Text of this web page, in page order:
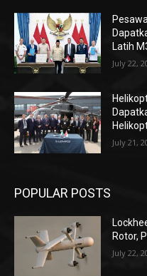
Latih
July 22,
July 21,
POPULAR POSTS
Rotor,
July 22,